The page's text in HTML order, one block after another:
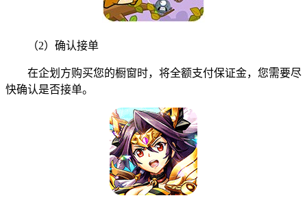
（2）确认接单
在企划方购买您的橱窗时，将全额支付保证金，您需要尽
快确认是否接单。